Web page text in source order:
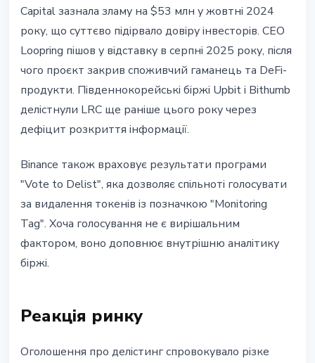
Capital зазнала зламу на $53 млн у жовтні 2024
року, що суттєво підірвало довіру інвесторів. CEO
Loopring пішов у відставку в серпні 2025 року, після
чого проєкт закрив споживчий гаманець та DeFi-
продукти. Південнокорейські біржі Upbit і Bithumb
делістнули LRC ще раніше цього року через
дефіцит розкриття інформації.
Binance також враховує результати програми
"Vote to Delist", яка дозволяє спільноті голосувати
за видалення токенів із позначкою "Monitoring
Tag". Хоча голосування не є вирішальним
фактором, воно доповнює внутрішню аналітику
біржі.
Реакція ринку
Оголошення про делістинг спровокувало різке